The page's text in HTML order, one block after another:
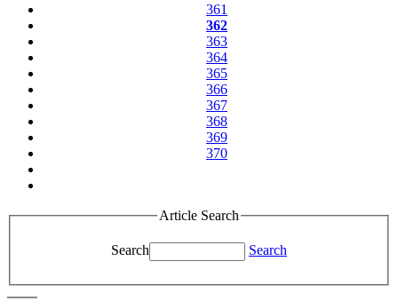
361
362
363
364
365
366
367
368
369
370
Article Search
Search Search